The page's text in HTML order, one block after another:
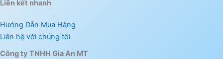
Liên kết nhanh
Hướng Dẫn Mua Hàng
Liên hệ với chúng tôi
Công ty TNHH Gia An MT